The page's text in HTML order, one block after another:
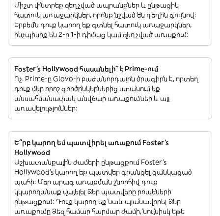
Միշտ փնտրեք զեղչված ապրանքներ և ընթացիկ
հատուկ առաջարկներ, որոնք նշված են դեղին գույնով:
Երբեմն դուք կարող եք գտնել հատուկ առաջարկներ,
ինչպիսիք են 2-ը 1-ի դիմաց կամ զեղչված առաքում:
Foster's Hollywood հասանելի՞ է Prime-ում
Ոչ. Prime-ը Glovo-ի բաժանորդային ծրագիրն է, որտեղ
դուք մեր որոշ գործընկերներից ստանում եք
անսահմանափակ անվճար առաքումներ և այլ
առավելություններ:
Ե՞րբ կարող եմ պատվիրել առաքում Foster's
Hollywood
Աշխատանքային ժամերի ընթացքում Foster's
Hollywood’s կարող եք պատվեր գրանցել ցանկացած
պահի: Մեր արագ առաքման շնորհիվ դուք
կկարողանաք վայելել Ձեր պատվերը րոպեների
ընթացքում: Դուք կարող եք նաև պլանավորել Ձեր
առաքումը Ձեզ համար հարմար ժամի, նույնիսկ եթե